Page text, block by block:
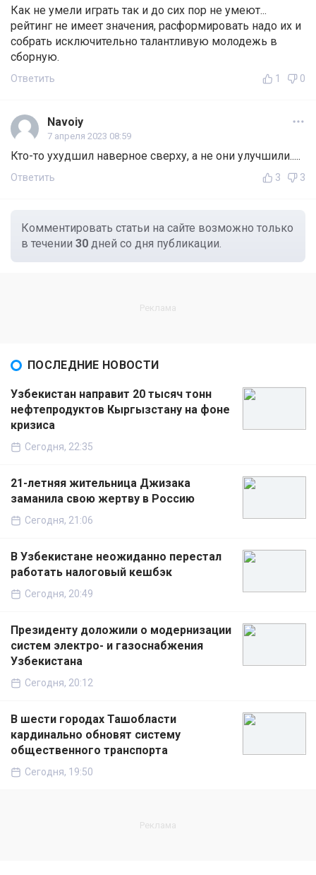
Как не умели играть так и до сих пор не умеют...
рейтинг не имеет значения, расформировать надо их и
собрать исключительно талантливую молодежь в
сборную.
Ответить 1 0
Navoiy
7 апреля 2023 08:59
Кто-то ухудшил наверное сверху, а не они улучшили.....
Ответить 3 3
Комментировать статьи на сайте возможно только
в течении 30 дней со дня публикации.
ПОСЛЕДНИЕ НОВОСТИ
Узбекистан направит 20 тысяч тонн
нефтепродуктов Кыргызстану на фоне
кризиса
Сегодня, 22:35
21-летняя жительница Джизака
заманила свою жертву в Россию
Сегодня, 21:06
В Узбекистане неожиданно перестал
работать налоговый кешбэк
Сегодня, 20:49
Президенту доложили о модернизации
систем электро- и газоснабжения
Узбекистана
Сегодня, 20:12
В шести городах Ташобласти
кардинально обновят систему
общественного транспорта
Сегодня, 19:50